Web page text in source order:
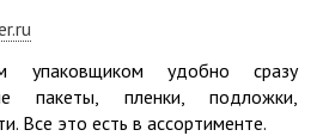
упаковщиком удобно сразу
пакеты, пленки, подложки,
Все это есть в ассортименте.